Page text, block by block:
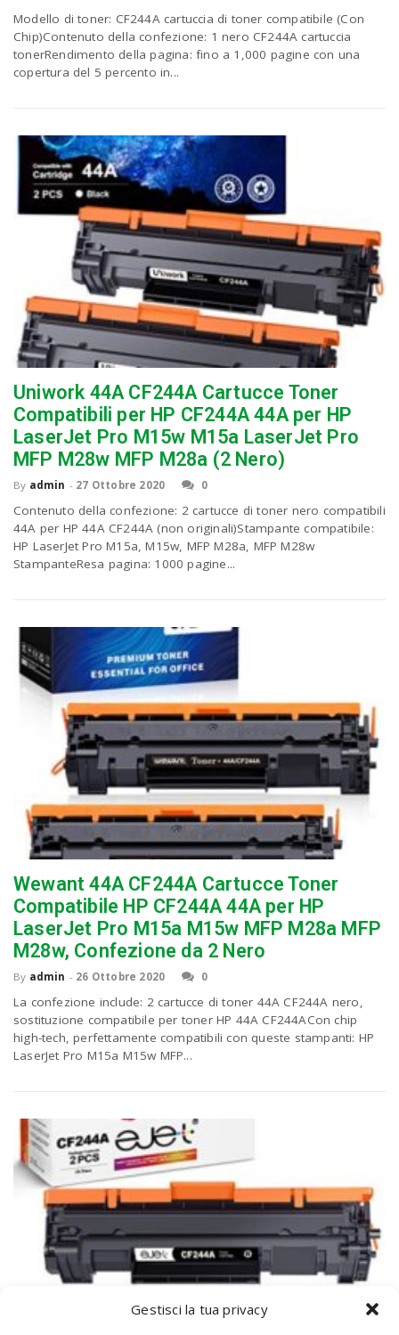
Gestisci la tua privacy
Modello di toner: CF244A cartuccia di toner compatibile (Con
Chip)Contenuto della confezione: 1 nero CF244A cartuccia
tonerRendimento della pagina: fino a 1,000 pagine con una
copertura del 5 percento in...
Uniwork 44A CF244A Cartucce Toner
Compatibili per HP CF244A 44A per HP
LaserJet Pro M15w M15a LaserJet Pro
MFP M28w MFP M28a (2 Nero)
By admin - 27 Ottobre 2020 0
Contenuto della confezione: 2 cartucce di toner nero compatibili
44A per HP 44A CF244A (non originali)Stampante compatibile:
HP LaserJet Pro M15a, M15w, MFP M28a, MFP M28w
StampanteResa pagina: 1000 pagine...
Wewant 44A CF244A Cartucce Toner
Compatibile HP CF244A 44A per HP
LaserJet Pro M15a M15w MFP M28a MFP
M28w, Confezione da 2 Nero
By admin - 26 Ottobre 2020 0
La confezione include: 2 cartucce di toner 44A CF244A nero,
sostituzione compatibile per toner HP 44A CF244ACon chip
high-tech, perfettamente compatibili con queste stampanti: HP
LaserJet Pro M15a M15w MFP...